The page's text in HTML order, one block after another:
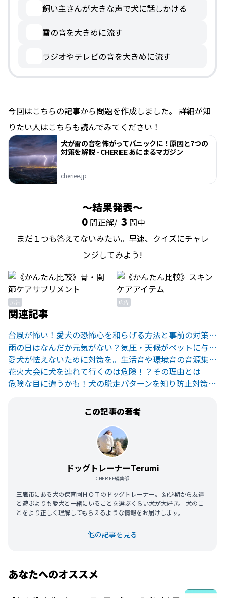
飼い主さんが大きな声で犬に話しかける
雷の音を大きめに流す
ラジオやテレビの音を大きめに流す
今回はこちらの記事から問題を作成しました。 詳細が知
りたい人はこちらも読んでみてください！
犬が雷の音を怖がってパニックに！原因と7つの
対策を解説 - CHERIEE あにまるマガジン
cheriee.jp
結果発表
0 問正解/ 3 問中
まだ１つも答えてないみたい。早速、クイズにチャレ
ンジしてみよう!
広告 広告
関連記事
台風が怖い！愛犬の恐怖心を和らげる方法と事前の対策とは
雨の日はなんだか元気がない？気圧・天候がペットに与える影響とは
愛犬が怯えないために対策を。生活音や環境音の音源集9選
花火大会に犬を連れて行くのは危険！？その理由とは
危険な目に遭うかも！犬の脱走パターンを知り防止対策をしよう
この記事の著者
ドッグトレーナーTerumi
CHERIEE編集部
三鷹市にある犬の保育園ＨＯＴのドッグトレーナー。 幼少期から友達
と遊ぶよりも愛犬と一緒にいることを選ぶくらい犬が大好き。 犬のこ
とをより正しく理解してもらえるような情報をお届けします。
他の記事を見る
あなたへのオススメ